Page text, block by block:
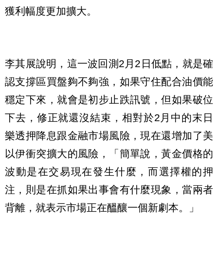
獲利幅度更加擴大。
李其展說明，這一波回測2月2日低點，就是確
認支撐區買盤夠不夠強，如果守住配合油價能
穩定下來，就會是初步止跌訊號，但如果破位
下去，修正就還沒結束，相對於2月中的末日
樂透押降息跟金融市場風險，現在還增加了美
以伊衝突擴大的風險，「簡單說，黃金價格的
波動是在交易現在發生什麼，而選擇權的押
注，則是在抓如果出事會有什麼現象，當兩者
背離，就表示市場正在醞釀一個新劇本。」